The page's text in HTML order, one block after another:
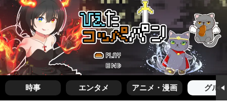
時事 エンタメ アニメ・漫画 グルメ